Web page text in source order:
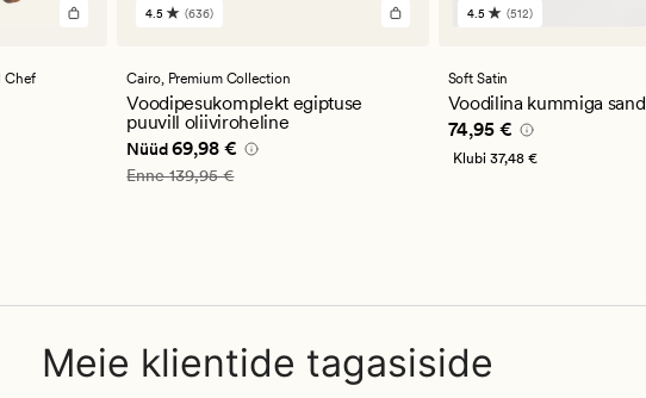
Chef
636
hinnanguga
4.5
4.5 (636)
Cairo, Premium Collection
Voodipesukomplekt egiptuse
puuvill oliiviroheline
Nåværende pris_ee
Nüüd 69,98 €
Vanlig pris_ee 139,95 €
Enne139,95 €
512
hinnanguga
4.5
4.5 (512)
Soft Satin
Voodilina kummiga sand
Pris_ee 74,95 €
74,95 €
Klubi 37,48 €
Meie klientide tagasiside